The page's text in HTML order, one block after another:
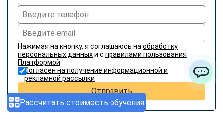
Рассчитать стоимость обучения
Нажимая на кнопку, я соглашаюсь на обработку
персональных данныхи с правилами пользования
Платформой
Согласен на получение информационной и
рекламной рассылки
Отправить